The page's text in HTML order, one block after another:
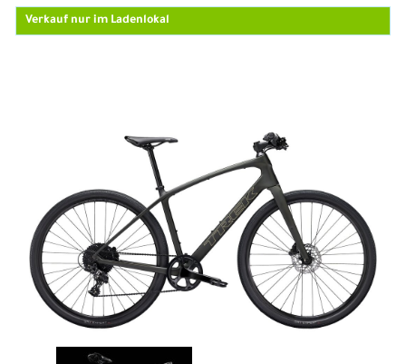
Verkauf nur im Ladenlokal